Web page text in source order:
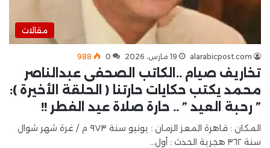
مقالات
alarabicpost.com 19 مارس، 2026 0
988
تخاريف صيام ..الكاتب الصحفى عبدالناصر
محمد يكتب حكايات حارتنا ( الحلقة الأخيرة ):
” رحبة العيد ” .. حارة صلاة عيد الفطر !!
المكان : قاهرة المعز الزمان : يونيو سنة ٩٧٣ م / غرة شهر شوال
سنة ٣٦٢ هجرية الحدث : أول…